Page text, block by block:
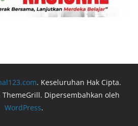
. Keseluruhan Hak Cipta.
ThemeGrill. Dipersembahkan oleh
WordPress.